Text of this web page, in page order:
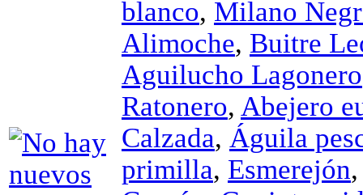
blanco, Milano
Alimoche, Buitre
Aguilucho Lagonero
Ratonero, Abejero
Calzada, Águila
primilla, Esmerejón